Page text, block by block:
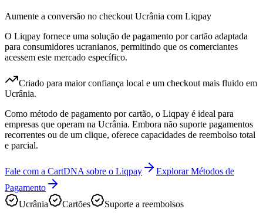
Aumente a conversão no checkout Ucrânia com Liqpay
O Liqpay fornece uma solução de pagamento por cartão adaptada
para consumidores ucranianos, permitindo que os comerciantes
acessem este mercado específico.
Criado para maior confiança local e um checkout mais fluido em
Ucrânia.
Como método de pagamento por cartão, o Liqpay é ideal para
empresas que operam na Ucrânia. Embora não suporte pagamentos
recorrentes ou de um clique, oferece capacidades de reembolso total
e parcial.
Fale com a CartDNA sobre o Liqpay
Explorar Métodos de
Pagamento
Ucrânia
Cartões Suporte a reembolsos